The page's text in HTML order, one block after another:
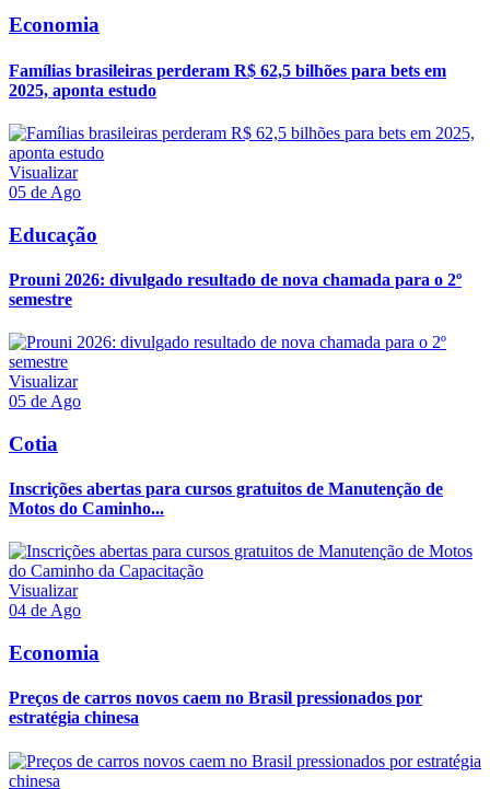
Economia
Famílias brasileiras perderam R$ 62,5 bilhões para bets em
2025, aponta estudo
Visualizar
05 de Ago
Educação
Prouni 2026: divulgado resultado de nova chamada para o 2º
semestre
Visualizar
05 de Ago
Cotia
Inscrições abertas para cursos gratuitos de Manutenção de
Motos do Caminho...
Visualizar
04 de Ago
Economia
Preços de carros novos caem no Brasil pressionados por
estratégia chinesa